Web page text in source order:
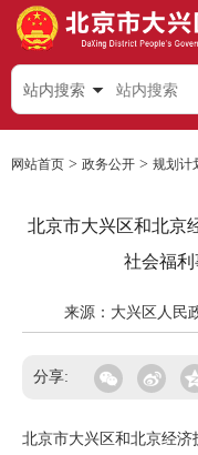
站内搜索
网站首页 > 政务公开 > 规划计
北京市大兴区和北京
社会福利
来源：大兴区人民
分享:
北京市大兴区和北京经济